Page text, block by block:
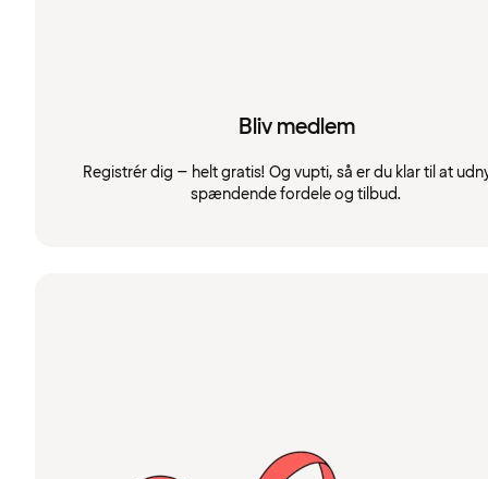
Bliv medlem
Registrér dig – helt gratis! Og vupti, så er du klar til at
spændende fordele og tilbud.